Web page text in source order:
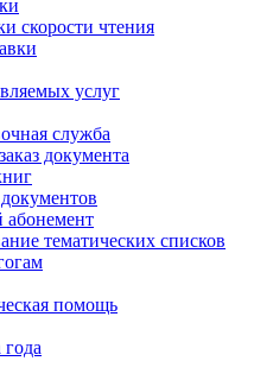
скорости чтения
услуг
служба
документа
тематических списков
помощь